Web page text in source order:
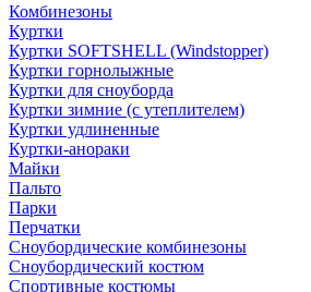
Комбинезоны
Куртки
Куртки SOFTSHELL (Windstopper)
Куртки горнолыжные
Куртки для сноуборда
Куртки зимние (с утеплителем)
Куртки удлиненные
Куртки-анораки
Майки
Пальто
Парки
Перчатки
Сноубордические комбинезоны
Сноубордический костюм
Спортивные костюмы